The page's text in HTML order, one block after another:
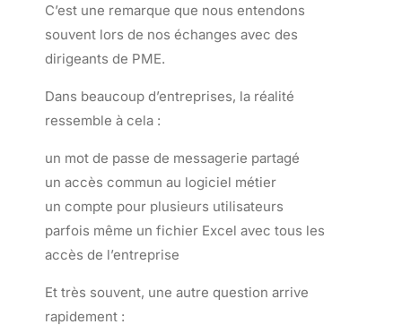
C’est une remarque que nous entendons
souvent lors de nos échanges avec des
dirigeants de PME.
Dans beaucoup d’entreprises, la réalité
ressemble à cela :
un mot de passe de messagerie partagé
un accès commun au logiciel métier
un compte pour plusieurs utilisateurs
parfois même un fichier Excel avec tous les
accès de l’entreprise
Et très souvent, une autre question arrive
rapidement :